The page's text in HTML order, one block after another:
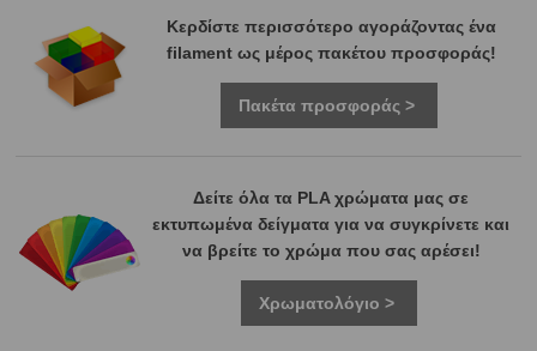
Κερδίστε περισσότερο αγοράζοντας ένα
filament ως μέρος πακέτου προσφοράς!
Πακέτα προσφοράς >
Δείτε όλα τα PLA χρώματα μας σε
εκτυπωμένα δείγματα για να συγκρίνετε και
να βρείτε το χρώμα που σας αρέσει!
Χρωματολόγιο >